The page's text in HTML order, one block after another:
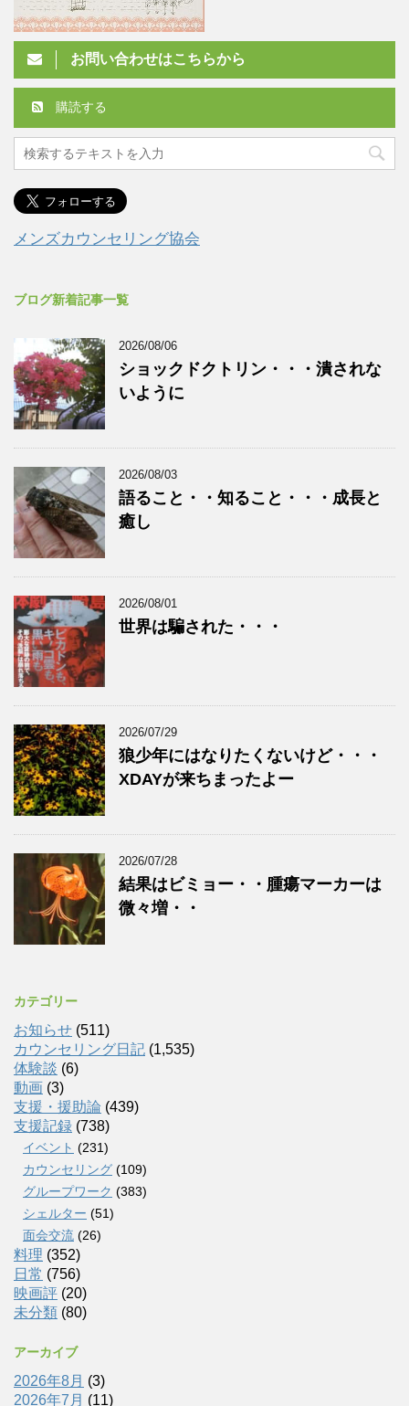
お問い合わせはこちらから
購読する
メンズカウンセリング協会
ブログ新着記事一覧
2026/08/06
ショックドクトリン・・・潰されな
いように
2026/08/03
語ること・・知ること・・・成長と
癒し
2026/08/01
世界は騙された・・・
2026/07/29
狼少年にはなりたくないけど・・・
XDAYが来ちまったよー
2026/07/28
結果はビミョー・・腫瘍マーカーは
微々増・・
カテゴリー
お知らせ (511)
カウンセリング日記 (1,535)
体験談 (6)
動画 (3)
支援・援助論 (439)
支援記録 (738)
イベント (231)
カウンセリング (109)
グループワーク (383)
シェルター (51)
面会交流 (26)
料理 (352)
日常 (756)
映画評 (20)
未分類 (80)
アーカイブ
2026年8月 (3)
2026年7月 (11)